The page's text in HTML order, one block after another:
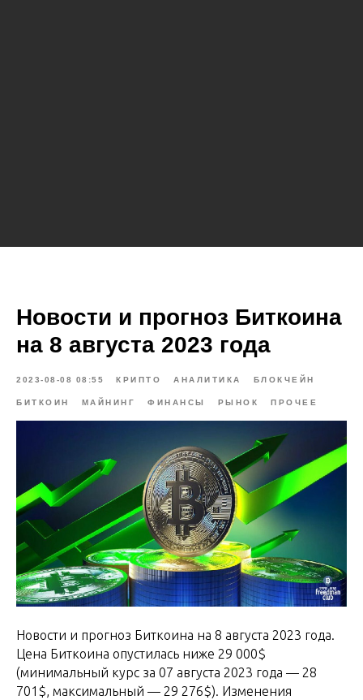
Новости и прогноз Биткоина
на 8 августа 2023 года
2023-08-08 08:55 КРИПТО АНАЛИТИКА БЛОКЧЕЙН
БИТКОИН МАЙНИНГ ФИНАНСЫ РЫНОК ПРОЧЕЕ
Новости и прогноз Биткоина на 8 августа 2023 года.
Цена Биткоина опустилась ниже 29 000$
(минимальный курс за 07 августа 2023 года — 28
701$, максимальный — 29 276$). Изменения